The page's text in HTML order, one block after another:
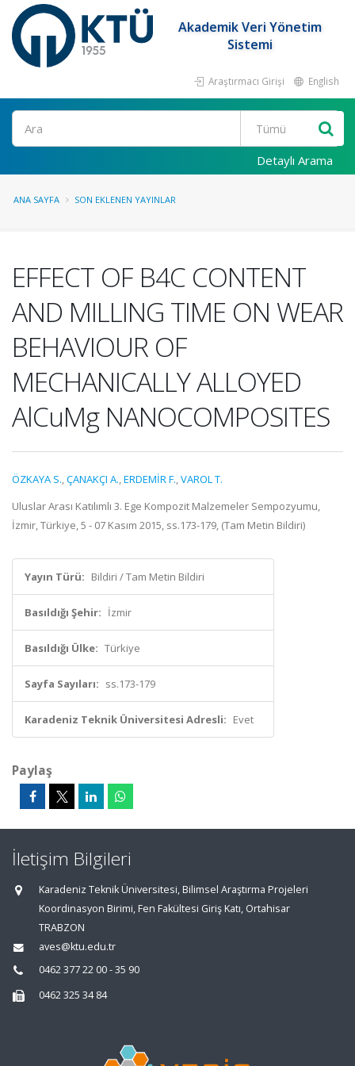
Akademik Veri Yönetim
Sistemi
Araştırmacı Girişi English
Ara
Detaylı Arama
ANA SAYFA SON EKLENEN YAYINLAR
EFFECT OF B4C CONTENT
AND MILLING TIME ON WEAR
BEHAVIOUR OF
MECHANICALLY ALLOYED
AlCuMg NANOCOMPOSITES
ÖZKAYA S.,ÇANAKÇI A.,ERDEMİR F.,VAROL T.
Uluslar Arası Katılımlı 3. Ege Kompozit Malzemeler Sempozyumu,
İzmir, Türkiye, 5 - 07 Kasım 2015, ss.173-179, (Tam Metin Bildiri)
Yayın Türü: Bildiri / Tam Metin Bildiri
Basıldığı Şehir: İzmir
Basıldığı Ülke: Türkiye
Sayfa Sayıları: ss.173-179
Karadeniz Teknik Üniversitesi Adresli: Evet
Paylaş
İletişim Bilgileri
Karadeniz Teknik Üniversitesi, Bilimsel Araştırma Projeleri
Koordinasyon Birimi, Fen Fakültesi Giriş Katı, Ortahisar
TRABZON
aves@ktu.edu.tr
0462 377 22 00 - 35 90
0462 325 34 84